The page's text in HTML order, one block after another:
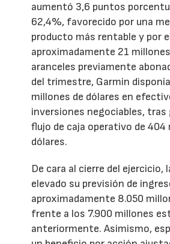
aumentó 3,6 puntos
62,4%, favorecido por una
producto más rentable y por
aproximadamente 21
aranceles previamente
del trimestre, Garmin
millones de dólares en
inversiones negociables, tras
flujo de caja operativo de 404
dólares.
De cara al cierre del ejercicio,
elevado su previsión de
aproximadamente 8.050
frente a los 7.900 millones
anteriormente. Asimismo,